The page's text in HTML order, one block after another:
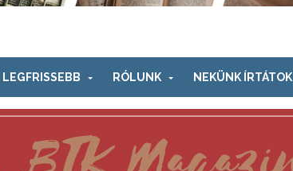
LEGFRISSEBB RÓLUNK NEKÜNK ÍRTÁTOK